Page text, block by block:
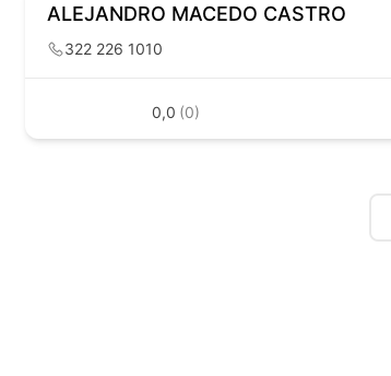
ALEJANDRO MACEDO CASTRO
322 226 1010
0,0 (0)